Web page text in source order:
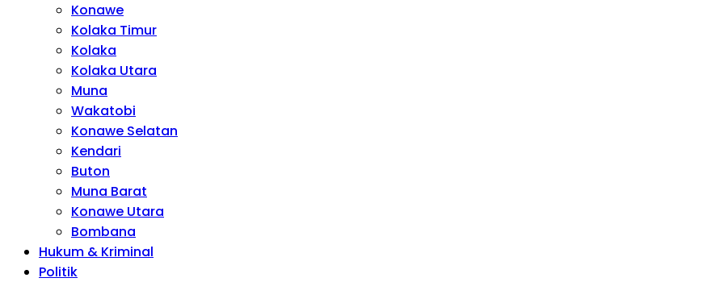
Konawe
Kolaka Timur
Kolaka
Kolaka Utara
Muna
Wakatobi
Konawe Selatan
Kendari
Buton
Muna Barat
Konawe Utara
Bombana
Hukum & Kriminal
Politik